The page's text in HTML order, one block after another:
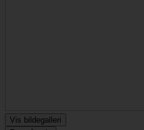
Vis bildegalleri